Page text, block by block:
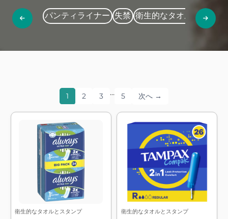
パンティライナー 失禁 衛生的なタオルとスタン
1 2 3 … 5 次へ →
衛生的なタオルとスタンプ 衛生的なタオルとスタンプ